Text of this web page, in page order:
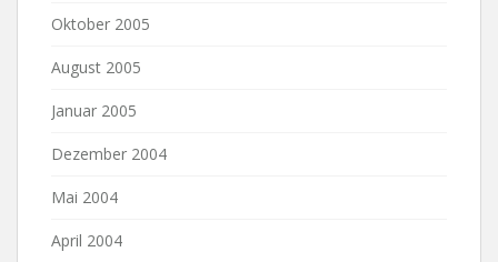
Oktober 2005
August 2005
Januar 2005
Dezember 2004
Mai 2004
April 2004